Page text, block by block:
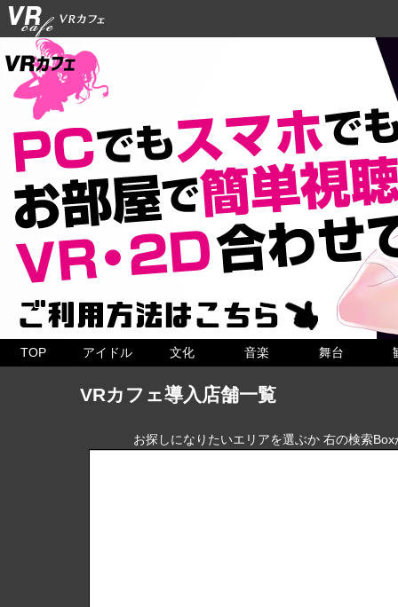
TOP アイドル 文化 音楽 舞台
VRカフェ導入店舗一覧
お探しになりたいエリアを選ぶか 右の検索